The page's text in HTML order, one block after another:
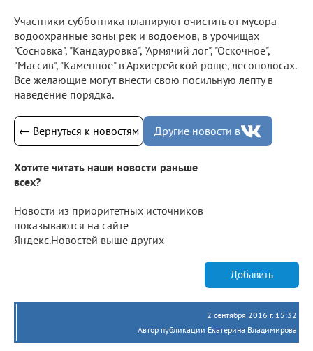
Участники субботника планируют очистить от мусора
водоохранные зоны рек и водоемов, в урочищах
"Сосновка", "Кандауровка", "Армячий лог", "Оскочное",
"Массив", "Каменное" в Архиерейской роще, лесополосах.
Все желающие могут внести свою посильную лепту в
наведение порядка.
← Вернуться к новостям Другие новости в
Хотите читать наши новости раньше
всех?
Новости из приоритетных источников
показываются на сайте
Яндекс.Новостей выше других
Добавить
2 сентября 2016 г. 15:32
Автор публикации Екатерина Владимирова